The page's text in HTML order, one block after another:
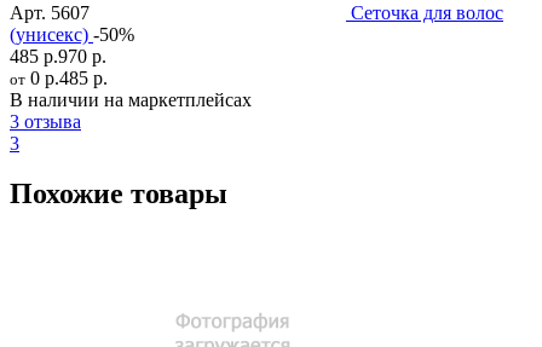
Арт. 5607
Сеточка для волос
(унисекс) -50%
485 р.970 р.
от 0 р.485 р.
В наличии на маркетплейсах
3 отзыва
3
Похожие товары